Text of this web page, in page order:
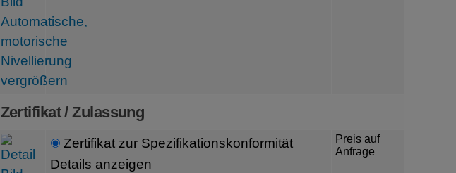
Zertifikat / Zulassung
Zertifikat zur Spezifikationskonformität
Details anzeigen
Preis auf
Anfrage